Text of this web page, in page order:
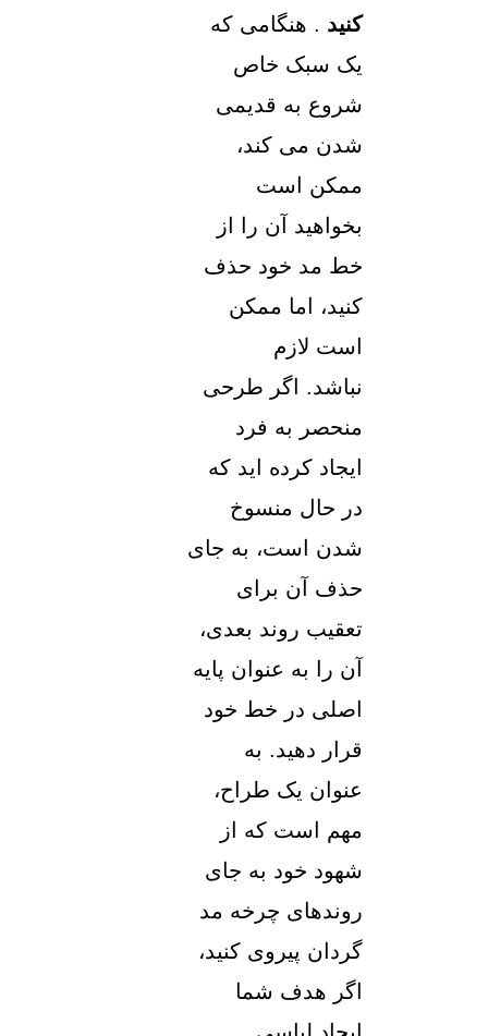
کنید . هنگامی که
یک سبک خاص
شروع به قدیمی
شدن می کند،
ممکن است
بخواهید آن را از
خط مد خود حذف
کنید، اما ممکن
است لازم
نباشد. اگر طرحی
منحصر به فرد
ایجاد کرده اید که
در حال منسوخ
شدن است، به جای
حذف آن برای
تعقیب روند بعدی،
آن را به عنوان پایه
اصلی در خط خود
قرار دهید. به
عنوان یک طراح،
مهم است که از
شهود خود به جای
روندهای چرخه مد
گردان پیروی کنید،
اگر هدف شما